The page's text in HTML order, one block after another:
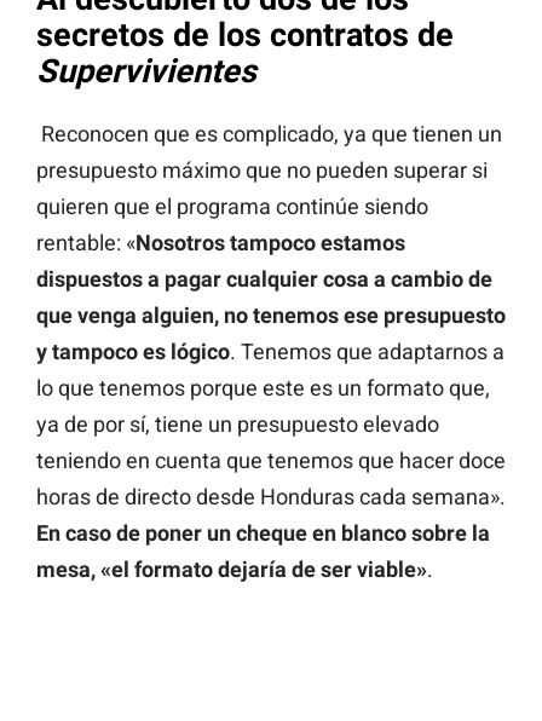
secretos de los contratos de
Supervivientes
Reconocen que es complicado, ya que tienen un
presupuesto máximo que no pueden superar si
quieren que el programa continúe siendo
rentable: «Nosotros tampoco estamos
dispuestos a pagar cualquier cosa a cambio de
que venga alguien, no tenemos ese presupuesto
y tampoco es lógico. Tenemos que adaptarnos a
lo que tenemos porque este es un formato que,
ya de por sí, tiene un presupuesto elevado
teniendo en cuenta que tenemos que hacer doce
horas de directo desde Honduras cada semana».
En caso de poner un cheque en blanco sobre la
mesa, «el formato dejaría de ser viable».